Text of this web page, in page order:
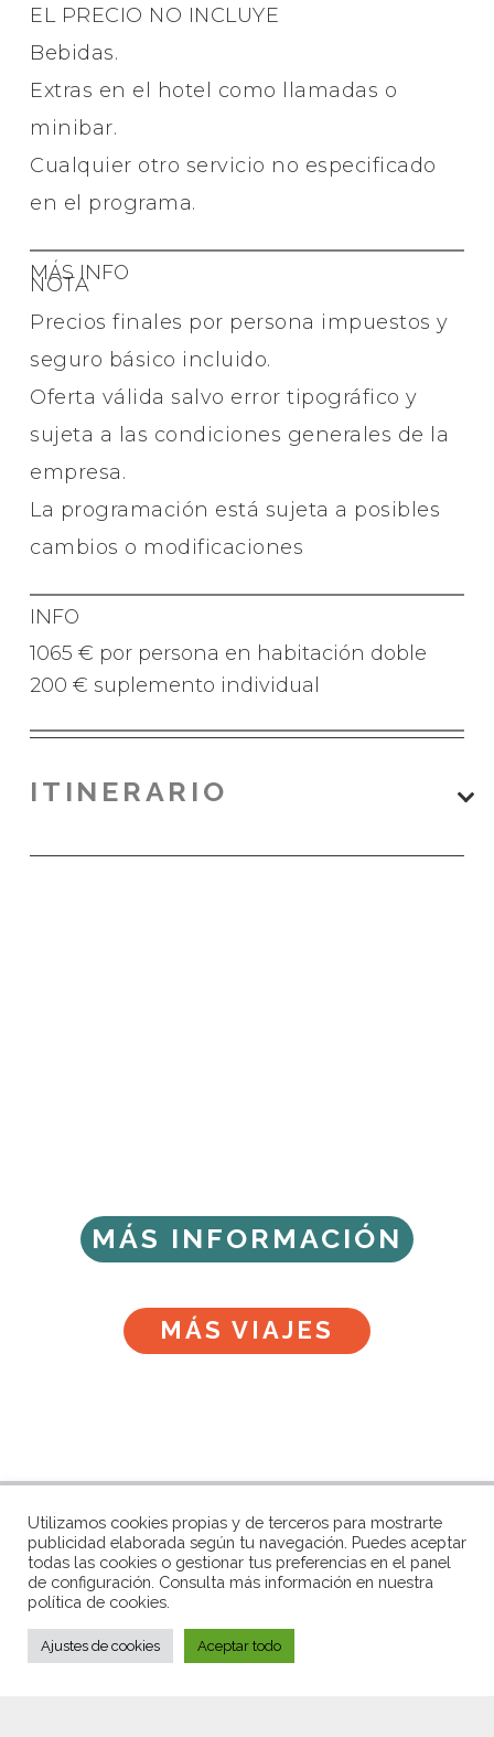
EL PRECIO NO INCLUYE
Bebidas.
Extras en el hotel como llamadas o
minibar.
Cualquier otro servicio no especificado
en el programa.
MÁS INFO
NOTA
Precios finales por persona impuestos y
seguro básico incluido.
Oferta válida salvo error tipográfico y
sujeta a las condiciones generales de la
empresa.
La programación está sujeta a posibles
cambios o modificaciones
INFO
1065 € por persona en habitación doble
200 € suplemento individual
ITINERARIO
MÁS INFORMACIÓN
MÁS VIAJES
Calle Álamos 23, Málaga
+34 952 06 13 14
+34 692 15 72 30
Utilizamos cookies propias y de terceros para mostrarte
publicidad elaborada según tu navegación. Puedes aceptar
todas las cookies o gestionar tus preferencias en el panel
de configuración. Consulta más información en nuestra
política de cookies.
Ajustes de cookies Aceptar todo